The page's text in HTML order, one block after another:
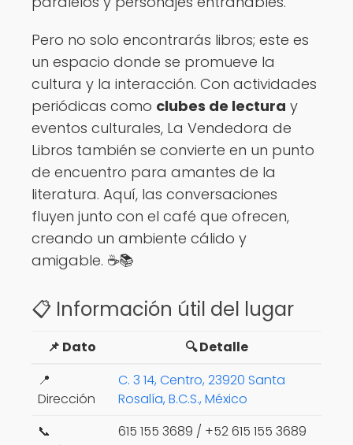
Pero no solo encontrarás libros; este es
un espacio donde se promueve la
cultura y la interacción. Con actividades
periódicas como clubes de lectura y
eventos culturales, La Vendedora de
Libros también se convierte en un punto
de encuentro para amantes de la
literatura. Aquí, las conversaciones
fluyen junto con el café que ofrecen,
creando un ambiente cálido y
amigable. ☕📚
📋 Información útil del lugar
📌 Dato
🔍 Detalle
📍
Dirección
C. 3 14, Centro, 23920 Santa
Rosalía, B.C.S., México
📞
615 155 3689 / +52 615 155 3689